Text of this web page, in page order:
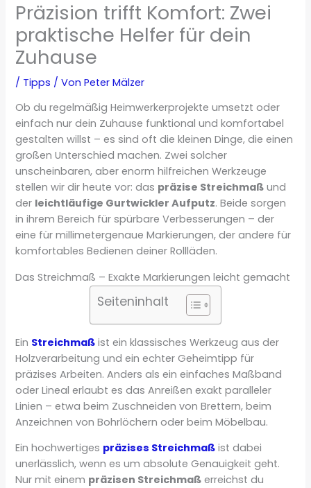
Präzision trifft Komfort: Zwei
praktische Helfer für dein
Zuhause
/ Tipps / VonPeter Mälzer
Ob du regelmäßig Heimwerkerprojekte umsetzt oder
einfach nur dein Zuhause funktional und komfortabel
gestalten willst – es sind oft die kleinen Dinge, die einen
großen Unterschied machen. Zwei solcher
unscheinbaren, aber enorm hilfreichen Werkzeuge
stellen wir dir heute vor: das präzise Streichmaß und
der leichtläufige Gurtwickler Aufputz. Beide sorgen
in ihrem Bereich für spürbare Verbesserungen – der
eine für millimetergenaue Markierungen, der andere für
komfortables Bedienen deiner Rollläden.
Das Streichmaß – Exakte Markierungen leicht gemacht
Seiteninhalt
Ein Streichmaß ist ein klassisches Werkzeug aus der
Holzverarbeitung und ein echter Geheimtipp für
präzises Arbeiten. Anders als ein einfaches Maßband
oder Lineal erlaubt es das Anreißen exakt paralleler
Linien – etwa beim Zuschneiden von Brettern, beim
Anzeichnen von Bohrlöchern oder beim Möbelbau.
Ein hochwertiges präzises Streichmaß ist dabei
unerlässlich, wenn es um absolute Genauigkeit geht.
Nur mit einem präzisen Streichmaß erreichst du